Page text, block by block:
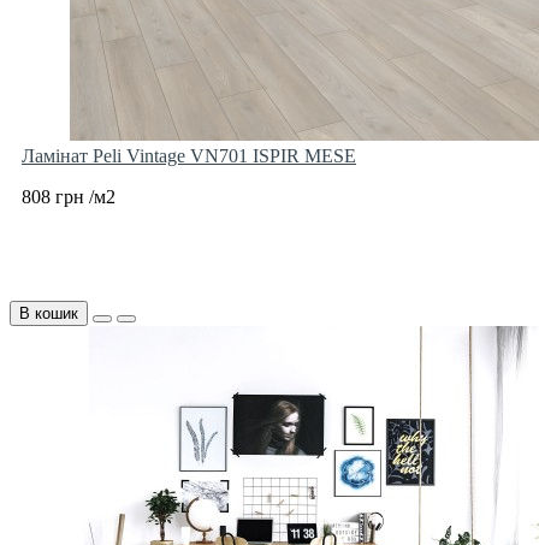
Ламінат Peli Vintage VN701 ISPIR MESE
808 грн /м2
В кошик